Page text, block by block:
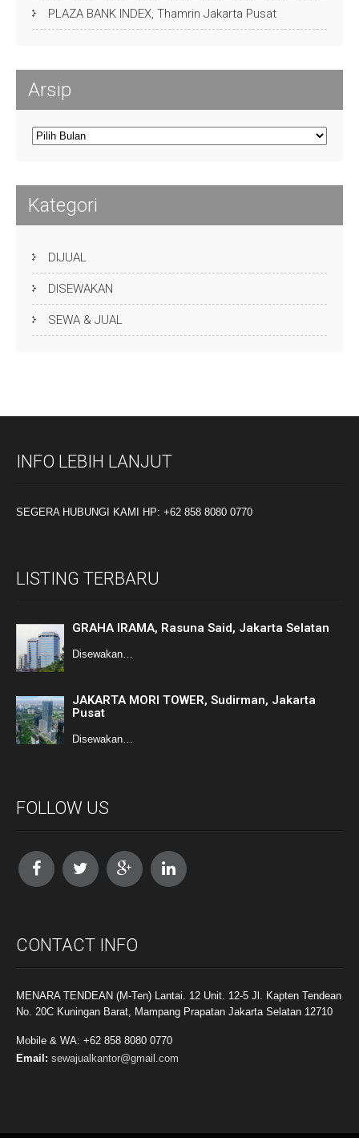
PLAZA BANK INDEX, Thamrin Jakarta Pusat
Arsip
Arsip
Kategori
DIJUAL
DISEWAKAN
SEWA & JUAL
INFO LEBIH LANJUT
SEGERA HUBUNGI KAMI HP: +62 858 8080 0770
LISTING TERBARU
GRAHA IRAMA, Rasuna Said, Jakarta Selatan
Disewakan…
JAKARTA MORI TOWER, Sudirman, Jakarta
Pusat
Disewakan…
FOLLOW US
CONTACT INFO
MENARA TENDEAN (M-Ten) Lantai. 12 Unit. 12-5 Jl. Kapten Tendean
No. 20C Kuningan Barat, Mampang Prapatan Jakarta Selatan 12710
Mobile & WA: +62 858 8080 0770
Email: sewajualkantor@gmail.com